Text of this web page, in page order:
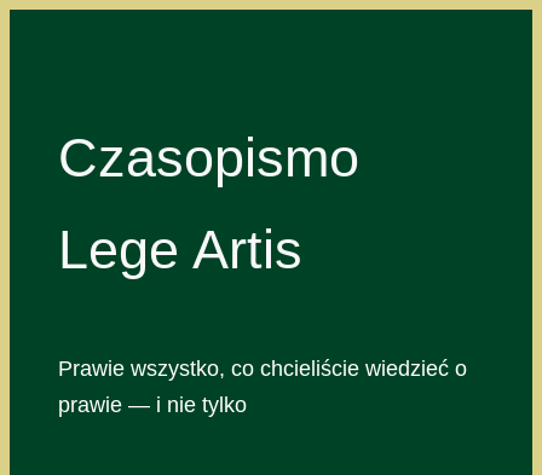
Czasopismo
Lege Artis
Prawie wszystko, co chcieliście wiedzieć o
prawie — i nie tylko